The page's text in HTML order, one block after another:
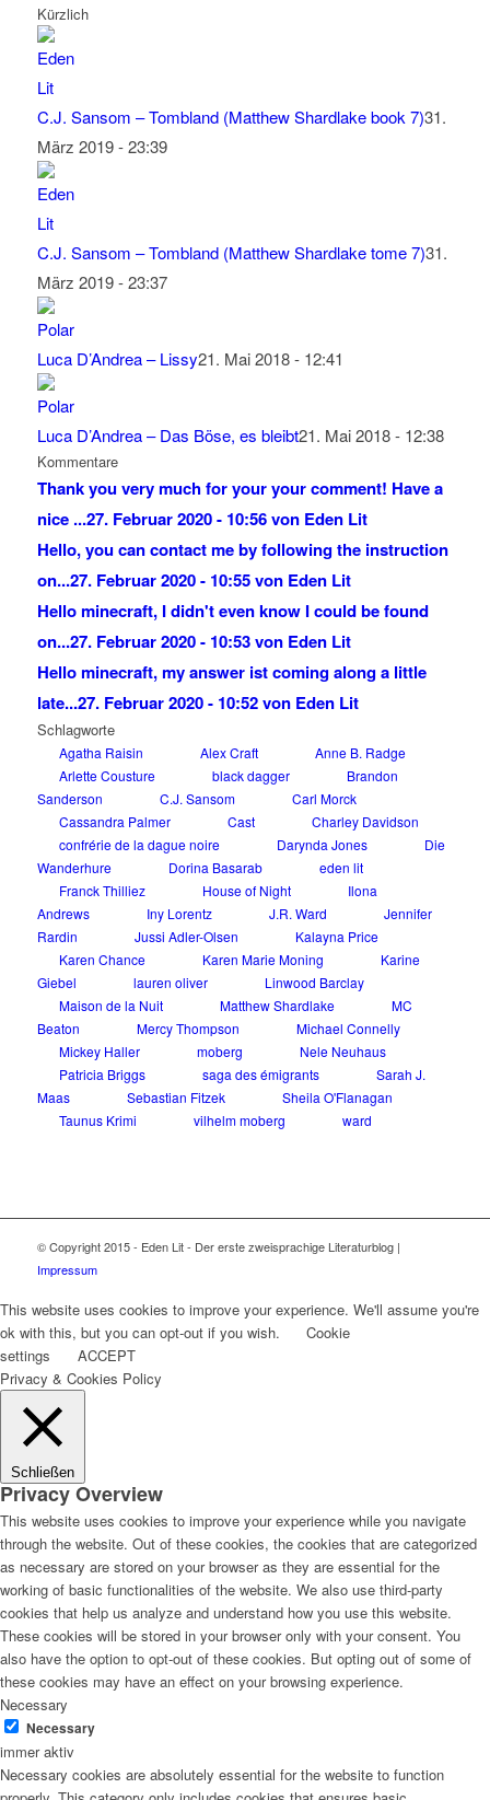
Kürzlich
C.J. Sansom – Tombland (Matthew Shardlake book 7)31.
März 2019 - 23:39
C.J. Sansom – Tombland (Matthew Shardlake tome 7)31.
März 2019 - 23:37
Luca D’Andrea – Lissy21. Mai 2018 - 12:41
Luca D’Andrea – Das Böse, es bleibt21. Mai 2018 - 12:38
Kommentare
Thank you very much for your your comment! Have a
nice ...27. Februar 2020 - 10:56 von Eden Lit
Hello, you can contact me by following the instruction
on...27. Februar 2020 - 10:55 von Eden Lit
Hello minecraft, I didn't even know I could be found
on...27. Februar 2020 - 10:53 von Eden Lit
Hello minecraft, my answer ist coming along a little
late...27. Februar 2020 - 10:52 von Eden Lit
Schlagworte
Agatha Raisin Alex Craft
Anne B. Radge
Arlette Cousture
black dagger
Brandon
Sanderson
C.J. Sansom
Carl Morck
Cassandra Palmer
Cast
Charley Davidson
confrérie de la dague noire
Darynda Jones
Die
Wanderhure
Dorina Basarab
eden lit
Franck Thilliez
House of Night
Ilona
Andrews
Iny Lorentz J.R. Ward
Jennifer
Rardin
Jussi Adler-Olsen
Kalayna Price
Karen Chance
Karen Marie Moning
Karine
Giebel
lauren oliver
Linwood Barclay
Maison de la Nuit
Matthew Shardlake
MC
Beaton
Mercy Thompson
Michael Connelly
Mickey Haller
moberg
Nele Neuhaus
Patricia Briggs
saga des émigrants
Sarah J.
Maas
Sebastian Fitzek
Sheila O'Flanagan
Taunus Krimi
vilhelm moberg ward
© Copyright 2015 - Eden Lit - Der erste zweisprachige Literaturblog |
Impressum
This website uses cookies to improve your experience. We'll assume you're
ok with this, but you can opt-out if you wish.
Cookie
settings
ACCEPT
Privacy & Cookies Policy
Schließen
Privacy Overview
This website uses cookies to improve your experience while you navigate
through the website. Out of these cookies, the cookies that are categorized
as necessary are stored on your browser as they are essential for the
working of basic functionalities of the website. We also use third-party
cookies that help us analyze and understand how you use this website.
These cookies will be stored in your browser only with your consent. You
also have the option to opt-out of these cookies. But opting out of some of
these cookies may have an effect on your browsing experience.
Necessary
Necessary
immer aktiv
Necessary cookies are absolutely essential for the website to function